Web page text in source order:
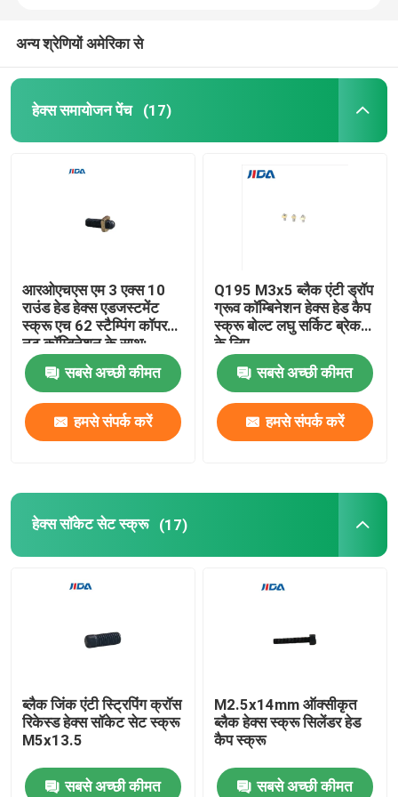
घर
उत्पाद
वीडियो
गुणवत्ता नियंत्रण
मामले
उद्धरण मांगें
अन्य श्रेणियों अमेरिका से
हेक्स समायोजन पेंच (17)
आरओएचएस एम 3 एक्स 10
राउंड हेड हेक्स एडजस्टमेंट
स्क्रू एच 62 स्टैम्पिंग कॉपर
नट कॉम्बिनेशन के साथ:
सबसे अच्छी कीमत
हमसे संपर्क करें
Q195 M3x5 ब्लैक एंटी ड्रॉप
ग्रूव कॉम्बिनेशन हेक्स हेड कैप
स्क्रू बोल्ट लघु सर्किट ब्रेकर
के लिए
सबसे अच्छी कीमत
हमसे संपर्क करें
हेक्स सॉकेट सेट स्क्रू (17)
ब्लैक जिंक एंटी स्ट्रिपिंग क्रॉस
रिकेस्ड हेक्स सॉकेट सेट स्क्रू
M5x13.5
सबसे अच्छी कीमत
M2.5x14mm ऑक्सीकृत
ब्लैक हेक्स स्क्रू सिलेंडर हेड
कैप स्क्रू
सबसे अच्छी कीमत